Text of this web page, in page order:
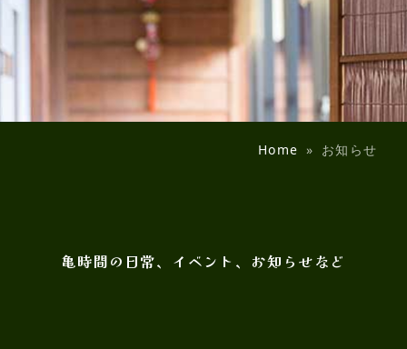
Home » お知らせ
亀時間の日常、イベント、お知らせなど